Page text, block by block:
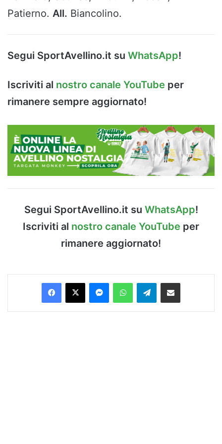
Patierno. All. Biancolino.
Segui SportAvellino.it su WhatsApp!
Iscriviti al nostro canale YouTube per
rimanere sempre aggiornato!
Segui SportAvellino.it su WhatsApp!
Iscriviti al nostro canale YouTube per
rimanere aggiornato!
Facebook
X MessengerWhatsAppTelegramCondividi via Email